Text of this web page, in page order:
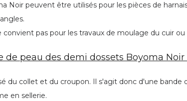
Noir peuvent être utilisés pour les pièces de
convient pas pour les travaux de moulage du cuir
de peau des demi dossets Boyoma Noir
du collet et du croupon. Il s'agit donc d'une bande
en sellerie.